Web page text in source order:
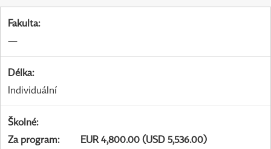
Fakulta:
—
Délka:
Individuální
Školné:
Za program: EUR 4,800.00 (USD 5,536.00)